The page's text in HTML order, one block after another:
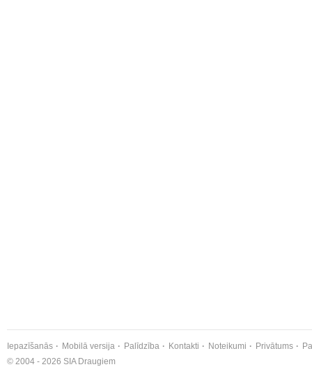
Iepazīšanās Mobilā versija Palīdzība Kontakti Noteikumi Privātums
© 2004 - 2026 SIA Draugiem